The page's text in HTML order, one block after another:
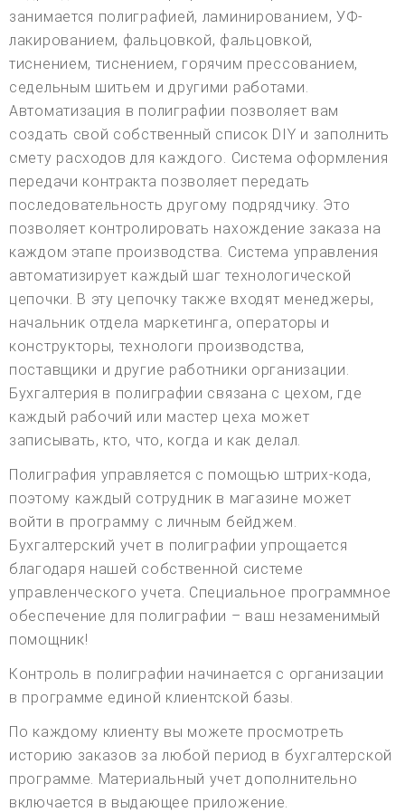
занимается полиграфией, ламинированием, УФ-
лакированием, фальцовкой, фальцовкой,
тиснением, тиснением, горячим прессованием,
седельным шитьем и другими работами.
Автоматизация в полиграфии позволяет вам
создать свой собственный список DIY и заполнить
смету расходов для каждого. Система оформления
передачи контракта позволяет передать
последовательность другому подрядчику. Это
позволяет контролировать нахождение заказа на
каждом этапе производства. Система управления
автоматизирует каждый шаг технологической
цепочки. В эту цепочку также входят менеджеры,
начальник отдела маркетинга, операторы и
конструкторы, технологи производства,
поставщики и другие работники организации.
Бухгалтерия в полиграфии связана с цехом, где
каждый рабочий или мастер цеха может
записывать, кто, что, когда и как делал.
Полиграфия управляется с помощью штрих-кода,
поэтому каждый сотрудник в магазине может
войти в программу с личным бейджем.
Бухгалтерский учет в полиграфии упрощается
благодаря нашей собственной системе
управленческого учета. Специальное программное
обеспечение для полиграфии – ваш незаменимый
помощник!
Контроль в полиграфии начинается с организации
в программе единой клиентской базы.
По каждому клиенту вы можете просмотреть
историю заказов за любой период в бухгалтерской
программе. Материальный учет дополнительно
включается в выдающее приложение.